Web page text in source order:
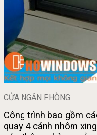
CỬA NGĂN PHÒNG
Công trình bao gồm
quay 4 cánh nhôm